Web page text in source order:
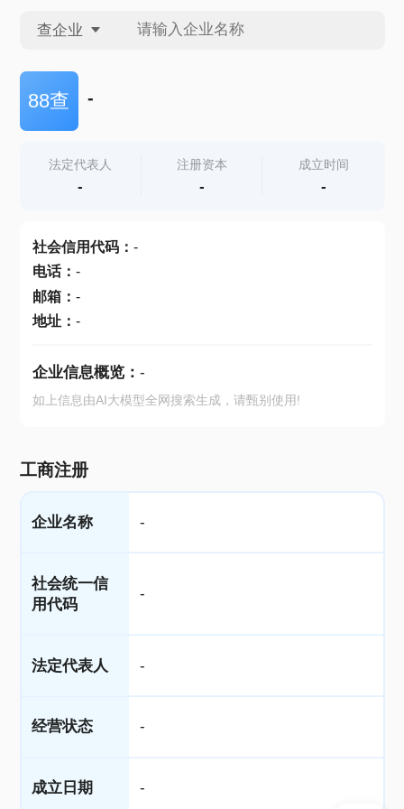
查企业
查企业
查产地
88查 -
法定代表人
-
注册资本
-
成立时间
-
社会信用代码： -
电话： -
邮箱： -
地址： -
企业信息概览： -
如上信息由AI大模型全网搜索生成，请甄别使用!
工商注册
企业名称 -
社会统一信
用代码
-
法定代表人 -
经营状态 -
成立日期 -